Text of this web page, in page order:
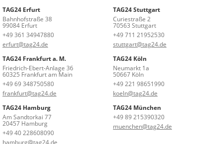
TAG24 Erfurt
Bahnhofstraße 38
99084 Erfurt
+49 361 34947880
erfurt@tag24.de
TAG24 Stuttgart
Curiestraße 2
70563 Stuttgart
+49 711 21952530
stuttgart@tag24.de
TAG24 Frankfurt a. M.
Friedrich-Ebert-Anlage 36
60325 Frankfurt am Main
+49 69 348750580
frankfurt@tag24.de
TAG24 Köln
Neumarkt 1a
50667 Köln
+49 221 98651990
koeln@tag24.de
TAG24 Hamburg
Am Sandtorkai 77
20457 Hamburg
+49 40 228608090
hamburg@tag24.de
TAG24 München
+49 89 215390320
muenchen@tag24.de